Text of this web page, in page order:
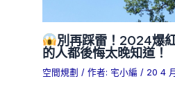
別再踩雷！2024爆
的人都後悔太晚知道！
空間規劃 / 作者: 宅小編 / 20 4